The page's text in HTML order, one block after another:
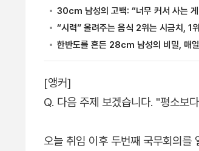
[앵커]
Q. 다음 주제 보겠습니다. "평소보
오늘 취임 이후 두번째 국무회의를